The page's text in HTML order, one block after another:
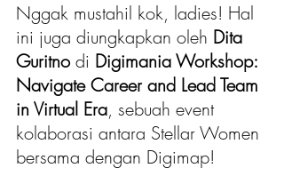
Nggak mustahil kok, ladies! Hal
ini juga diungkapkan oleh Dita
Guritno di Digimania Workshop:
Navigate Career and Lead Team
in Virtual Era, sebuah event
kolaborasi antara Stellar Women
bersama dengan Digimap!